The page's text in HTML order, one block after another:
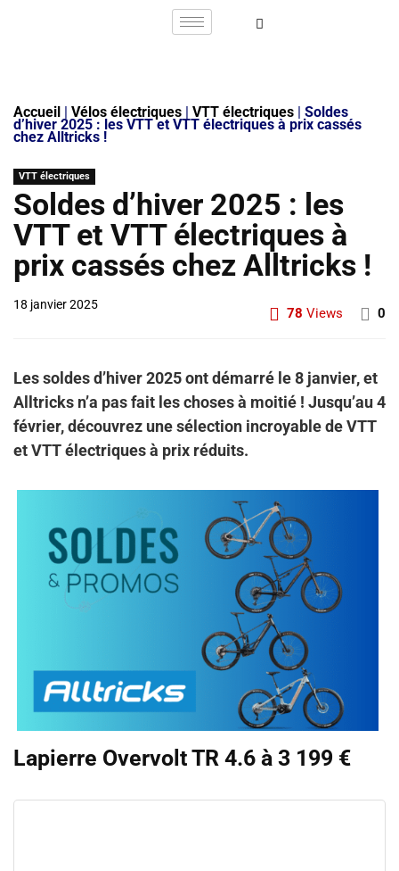
Accueil | Vélos électriques | VTT électriques | Soldes
d’hiver 2025 : les VTT et VTT électriques à prix cassés
chez Alltricks !
VTT électriques
Soldes d’hiver 2025 : les
VTT et VTT électriques à
prix cassés chez Alltricks !
18 janvier 2025
78 Views 0
Les soldes d’hiver 2025 ont démarré le 8 janvier, et
Alltricks n’a pas fait les choses à moitié ! Jusqu’au 4
février, découvrez une sélection incroyable de VTT
et VTT électriques à prix réduits.
Lapierre Overvolt TR 4.6 à 3 199 €